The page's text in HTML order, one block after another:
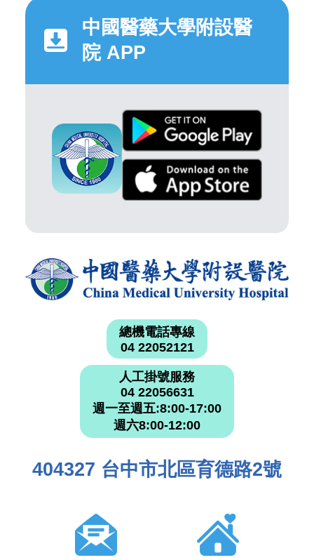
中國醫藥大學附設醫
院 APP
總機電話專線
04 22052121
人工掛號服務
04 22056631
週一至週五:8:00-17:00
週六8:00-12:00
404327 台中市北區育德路2號